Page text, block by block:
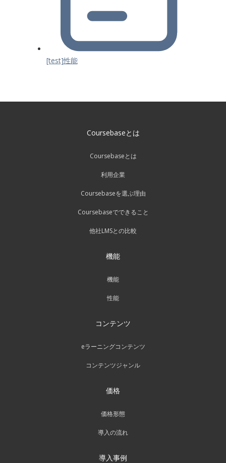
[test]性能
Coursebaseとは
Coursebaseとは
利用企業
Coursebaseを選ぶ理由
Coursebaseでできること
他社LMSとの比較
機能
機能
性能
コンテンツ
eラーニングコンテンツ
コンテンツジャンル
価格
価格形態
導入の流れ
導入事例